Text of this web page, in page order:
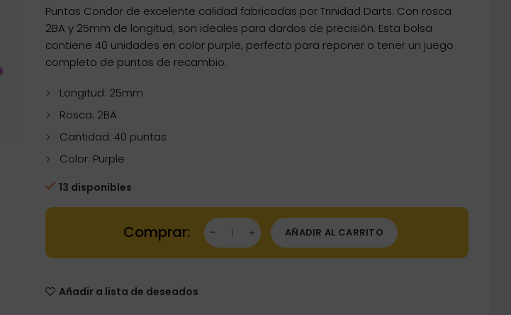
Puntas Condor de excelente calidad fabricadas por Trinidad Darts. Con rosca
2BA y 25mm de longitud, son ideales para dardos de precisión. Esta bolsa
contiene 40 unidades en color purple, perfecto para reponer o tener un juego
completo de puntas de recambio.
Longitud: 25mm
Rosca: 2BA
Cantidad: 40 puntas
Color: Purple
13 disponibles
Dartstore Puntas Condor Tip Purple 2ba 25mm 40unid cantidad
AÑADIR AL CARRITO
Añadir a lista de deseados